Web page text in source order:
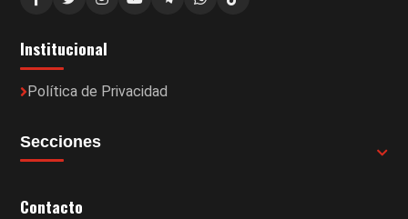
Institucional
Política de Privacidad
Secciones
Contacto